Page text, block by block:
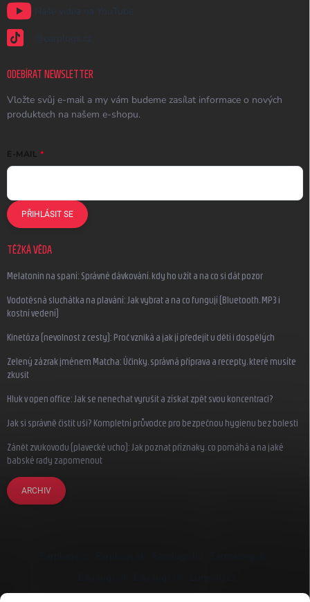
Naše videa na YouTube
@earplugs.cz
ODEBÍRAT NEWSLETTER
Vložte svůj e-mail a my vám budeme zasílat informace o nových
produktech na našem e-shopu.
E-MAIL
PŘIHLÁSIT SE
TĚŽKÁ VĚDA
Melatonin na spaní: Správné dávkování, kdy ho užít a na co si dát pozor
Vodotěsná sluchátka na plavání: Jak vybrat a na co fungují (Bluetooth, MP3 i
kostní vedení)
Kinetóza (nevolnost z cesty): Proč vzniká a jak jí předejít u dětí i dospělých
Zelený zázrak jménem Matcha: Účinky, správná příprava a recepty, které musíte
zkusit
Hluk v open office: Jak se nenechat vyrušit a získat zpět svou koncentraci?
Jak si správně čistit uši? Kompletní průvodce pro bezpečnou hygienu bez bolesti
Zánět zvukovodu (plavecké ucho): Jak poznat příznaky, co pomáhá a na jaké
babské rady zapomenout
ARCHIV